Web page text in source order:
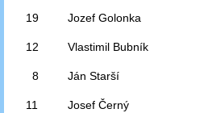
19 Jozef Golonka
12 Vlastimil Bubník
8 Ján Starší
11 Josef Černý